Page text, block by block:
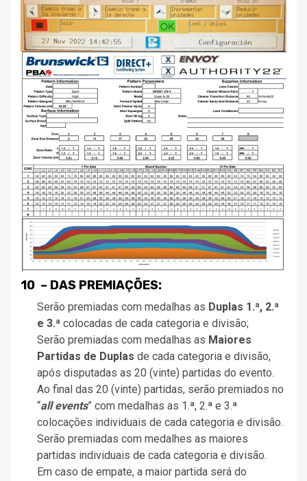
10 – DAS PREMIAÇÕES:
Serão premiadas com medalhas as Duplas 1.ª, 2.ª
e 3.ª colocadas de cada categoria e divisão;
Serão premiadas com medalhas as Maiores
Partidas de Duplas de cada categoria e divisão,
após disputadas as 20 (vinte) partidas do evento.
Ao final das 20 (vinte) partidas, serão premiados no
“all events” com medalhas as 1.ª, 2.ª e 3.ª
colocações individuais de cada categoria e divisão.
Serão premiadas com medalhes as maiores
partidas individuais de cada categoria e divisão.
Em caso de empate, a maior partida será do